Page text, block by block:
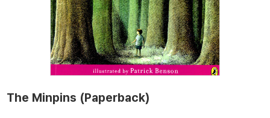
The Minpins (Paperback)